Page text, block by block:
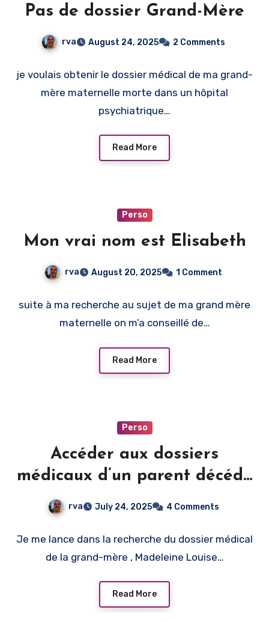
Pas de dossier Grand-Mère
rva August 24, 2025 2 Comments
je voulais obtenir le dossier médical de ma grand-
mère maternelle morte dans un hôpital
psychiatrique…
Read More
Perso
Mon vrai nom est Elisabeth
rva August 20, 2025 1 Comment
suite à ma recherche au sujet de ma grand mère
maternelle on m’a conseillé de…
Read More
Perso
Accéder aux dossiers
médicaux d’un parent décédé
rva July 24, 2025 4 Comments
Je me lance dans la recherche du dossier médical
de la grand-mère , Madeleine Louise…
Read More